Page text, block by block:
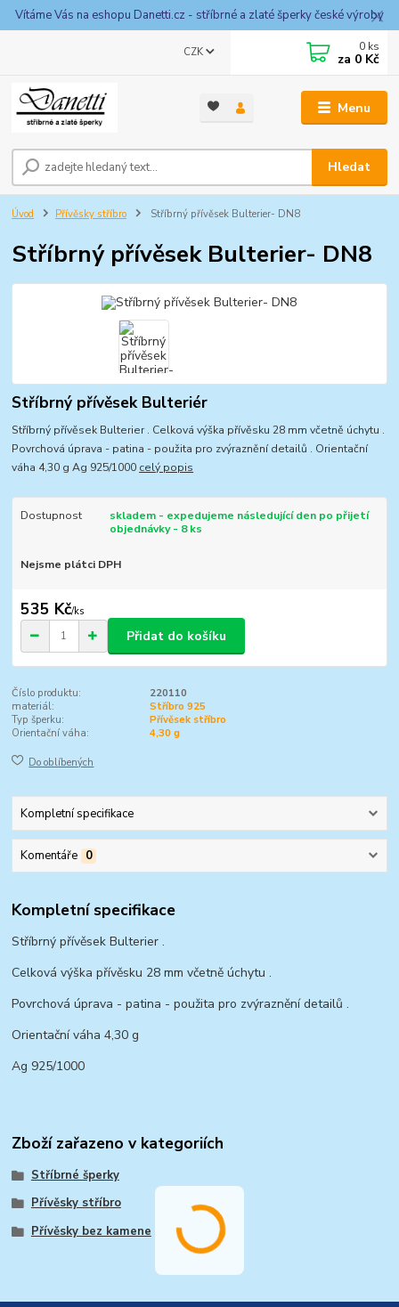
Vítáme Vás na eshopu Danetti.cz - stříbrné a zlaté šperky české výroby
Menu
CZK
Hledat
0 ks
za 0 Kč
Úvod Přívěsky stříbro Stříbrný přívěsek Bulterier- DN8
Stříbrný přívěsek Bulterier- DN8
Stříbrný přívěsek Bulteriér
Stříbrný přívěsek Bulterier . Celková výška přívěsku 28 mm včetně úchytu .
Povrchová úprava - patina - použita pro zvýraznění detailů . Orientační
váha 4,30 g Ag 925/1000 celý popis
Dostupnost
skladem - expedujeme následující den po přijetí
objednávky - 8 ks
Nejsme plátci DPH
535 Kč/ks
Přidat do košíku
Číslo produktu:
220110
materiál:
Stříbro 925
Typ šperku:
Přívěsek stříbro
Orientační váha:
4,30 g
Do oblíbených
Kompletní specifikace
Komentáře 0
Kompletní specifikace
Stříbrný přívěsek Bulterier .
Celková výška přívěsku 28 mm včetně úchytu .
Povrchová úprava - patina - použita pro zvýraznění detailů .
Orientační váha 4,30 g
Ag 925/1000
Zboží zařazeno v kategoriích
Stříbrné šperky
Přívěsky stříbro
Přívěsky bez kamene